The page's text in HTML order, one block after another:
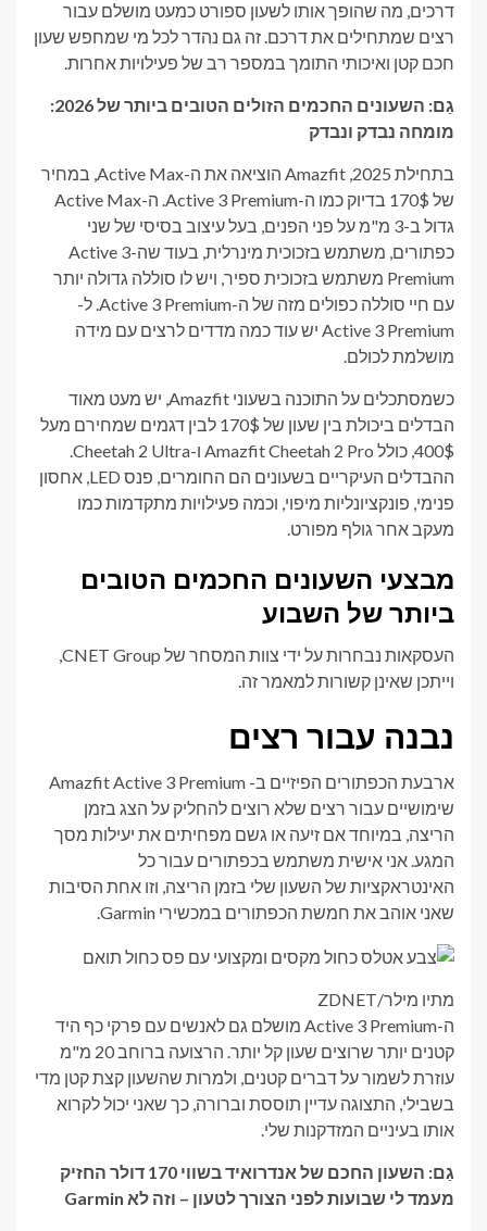
דרכים, מה שהופך אותו לשעון ספורט כמעט מושלם עבור
רצים שמתחילים את דרכם. זה גם נהדר לכל מי שמחפש שעון
חכם קטן ואיכותי התומך במספר רב של פעילויות אחרות.
גַם:
השעונים החכמים הזולים הטובים ביותר של 2026:
מומחה נבדק ונבדק
בתחילת 2025, Amazfit הוציאה את ה-Active Max, במחיר
של 170$ בדיוק כמו ה-Active 3 Premium. ה-Active Max
גדול ב-3 מ"מ על פני הפנים, בעל עיצוב בסיסי של שני
כפתורים, משתמש בזכוכית מינרלית, בעוד שה-Active 3
Premium משתמש בזכוכית ספיר, ויש לו סוללה גדולה יותר
עם חיי סוללה כפולים מזה של ה-Active 3 Premium. ל-
Active 3 Premium יש עוד כמה מדדים לרצים עם מידה
מושלמת לכולם.
כשמסתכלים על התוכנה בשעוני Amazfit, יש מעט מאוד
הבדלים ביכולת בין שעון של 170$ לבין דגמים שמחירם מעל
400$, כולל Amazfit Cheetah 2 Pro ו-Cheetah 2 Ultra.
ההבדלים העיקריים בשעונים הם החומרים, פנס LED, אחסון
פנימי, פונקציונליות מיפוי, וכמה פעילויות מתקדמות כמו
מעקב אחר גולף מפורט.
מבצעי השעונים החכמים הטובים
ביותר של השבוע
העסקאות נבחרות על ידי צוות המסחר של CNET Group,
וייתכן שאינן קשורות למאמר זה.
נבנה עבור רצים
ארבעת הכפתורים הפיזיים ב- Amazfit Active 3 Premium
שימושיים עבור רצים שלא רוצים להחליק על הצג בזמן
הריצה, במיוחד אם זיעה או גשם מפחיתים את יעילות מסך
המגע. אני אישית משתמש בכפתורים עבור כל
האינטראקציות של השעון שלי בזמן הריצה, וזו אחת הסיבות
שאני אוהב את חמשת הכפתורים במכשירי Garmin.
מתיו מילר/ZDNET
ה-Active 3 Premium מושלם גם לאנשים עם פרקי כף היד
קטנים יותר שרוצים שעון קל יותר. הרצועה ברוחב 20 מ"מ
עוזרת לשמור על דברים קטנים, ולמרות שהשעון קצת קטן מדי
בשבילי, התצוגה עדיין תוססת וברורה, כך שאני יכול לקרוא
אותו בעיניים המזדקנות שלי.
גַם:
השעון החכם של אנדרואיד בשווי 170 דולר החזיק
מעמד לי שבועות לפני הצורך לטעון – וזה לא Garmin